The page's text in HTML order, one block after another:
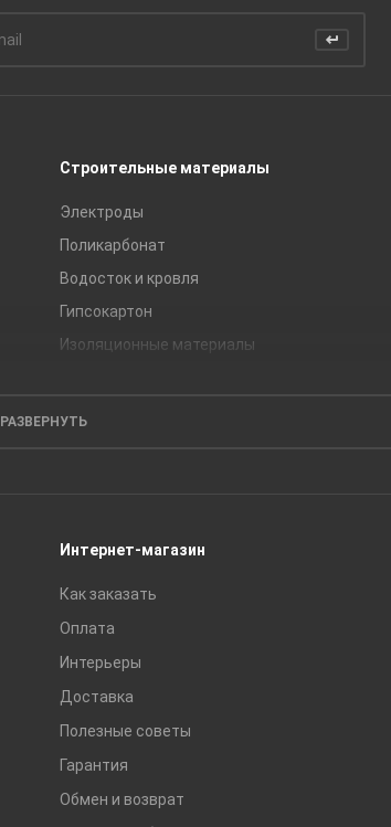
Строительные материалы
Электроды
Поликарбонат
Водосток и кровля
Гипсокартон
Изоляционные материалы
Сухие смеси
РАЗВЕРНУТЬ
Интернет-магазин
Как заказать
Оплата
Интерьеры
Доставка
Полезные советы
Гарантия
Обмен и возврат